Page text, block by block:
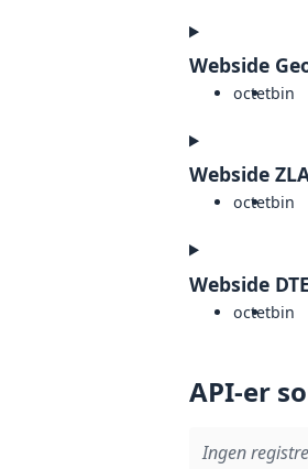
Webside
octetbin
Webside
octetbin
Webside
octetbin
API-er
Ingen